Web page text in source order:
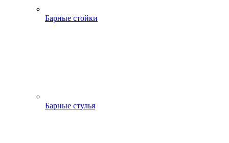
Барные стойки
Барные стулья